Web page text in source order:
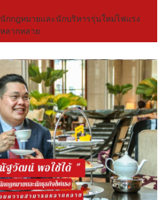
กฎหมายและนักบริหารรุ่นใหม่ไฟแรง
ลากหลาย